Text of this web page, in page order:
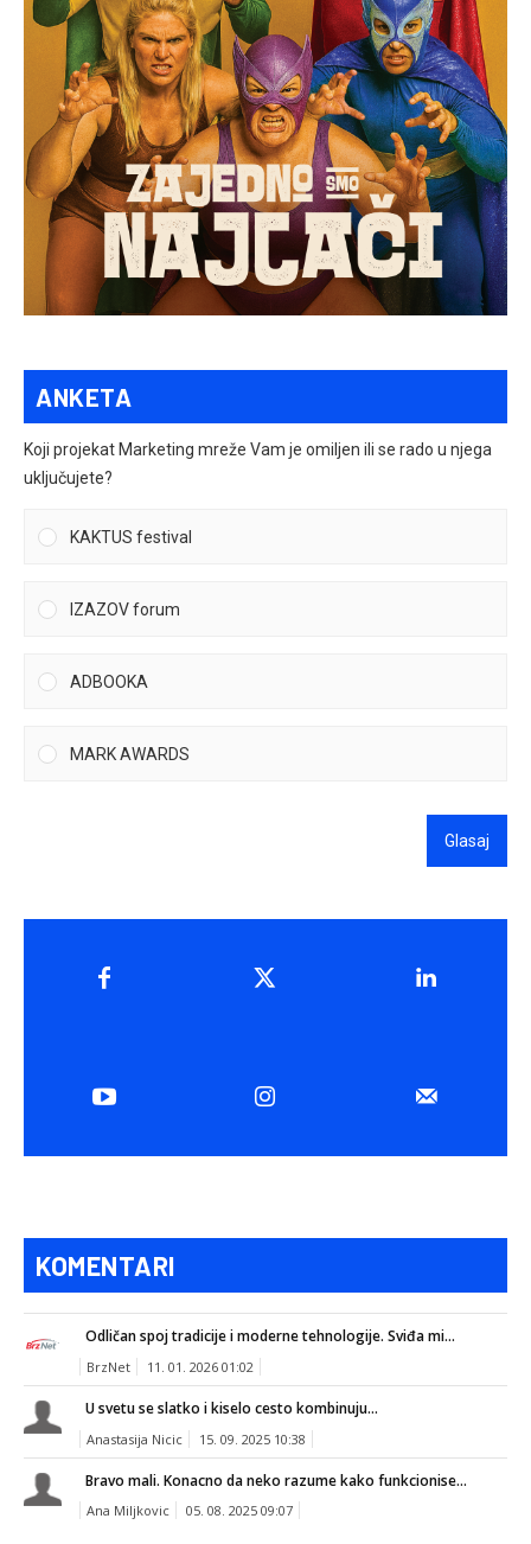
ANKETA
Koji projekat Marketing mreže Vam je omiljen ili se rado u njega
uključujete?
KAKTUS festival
IZAZOV forum
ADBOOKA
MARK AWARDS
Glasaj
KOMENTARI
Odličan spoj tradicije i moderne tehnologije. Sviđa mi...
BrzNet 11. 01. 2026 01:02
U svetu se slatko i kiselo cesto kombinuju...
Anastasija Nicic 15. 09. 2025 10:38
Bravo mali. Konacno da neko razume kako funkcionise...
Ana Miljkovic 05. 08. 2025 09:07